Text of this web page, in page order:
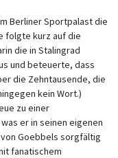
Berliner Sportpalast die
folgte kurz auf die
die in Stalingrad
und beteuerte, dass
die Zehntausende, die
kein Wort.)
zu einer
er in seinen eigenen
Goebbels sorgfältig
fanatischem